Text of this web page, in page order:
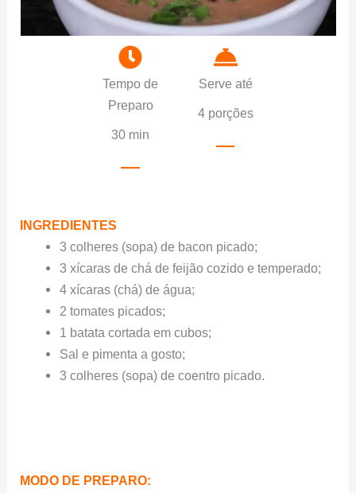
Tempo de
Preparo
30 min
Serve até
4 porções
INGREDIENTES
3 colheres (sopa) de bacon picado;
3 xícaras de chá de feijão cozido e temperado;
4 xícaras (chá) de água;
2 tomates picados;
1 batata cortada em cubos;
Sal e pimenta a gosto;
3 colheres (sopa) de coentro picado.
MODO DE PREPARO: